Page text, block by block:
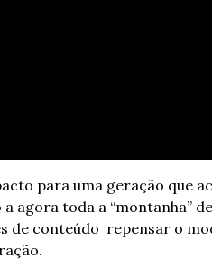
para uma geração que
agora toda a “montanha” de
de conteúdo  repensar o